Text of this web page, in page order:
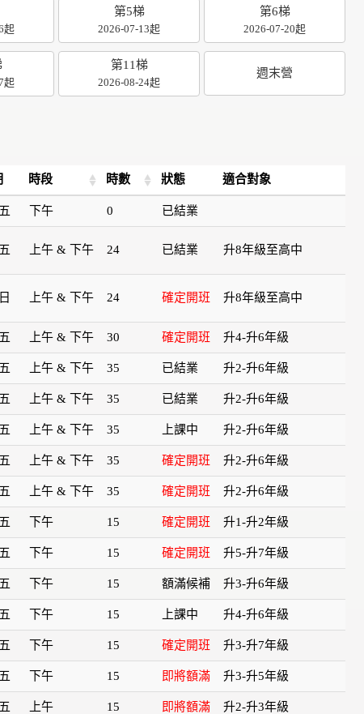
起
第5梯
2026-07-13起
第6梯
2026-07-20起
起
第11梯
2026-08-24起
週末營
時段 時數 狀態 適合對象
下午 0 已結業
上午 & 下午 24 已結業 升8年級至高中
上午 & 下午 24 確定開班 升8年級至高中
上午 & 下午 30 確定開班 升4-升6年級
上午 & 下午 35 已結業 升2-升6年級
上午 & 下午 35 已結業 升2-升6年級
上午 & 下午 35 上課中 升2-升6年級
上午 & 下午 35 確定開班 升2-升6年級
上午 & 下午 35 確定開班 升2-升6年級
下午 15 確定開班 升1-升2年級
下午 15 確定開班 升5-升7年級
下午 15 額滿候補 升3-升6年級
下午 15 上課中 升4-升6年級
下午 15 確定開班 升3-升7年級
下午 15 即將額滿 升3-升5年級
上午 15 即將額滿 升2-升3年級